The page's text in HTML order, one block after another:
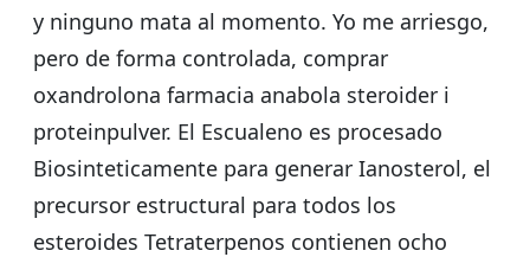
y ninguno mata al momento. Yo me arriesgo,
pero de forma controlada, comprar
oxandrolona farmacia anabola steroider i
proteinpulver. El Escualeno es procesado
Biosinteticamente para generar Ianosterol, el
precursor estructural para todos los
esteroides Tetraterpenos contienen ocho